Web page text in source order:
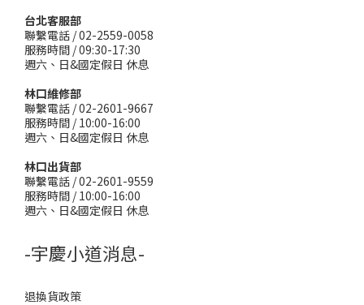
台北客服部
聯繫電話 / 02-2559-0058
服務時間 / 09:30-17:30
週六、日&國定假日 休息
林口維修部
聯繫電話 / 02-2601-9667
服務時間 / 10:00-16:00
週六、日&國定假日 休息
林口出貨部
聯繫電話 / 02-2601-9559
服務時間 / 10:00-16:00
週六、日&國定假日 休息
-宇慶小道消息-
退換貨政策